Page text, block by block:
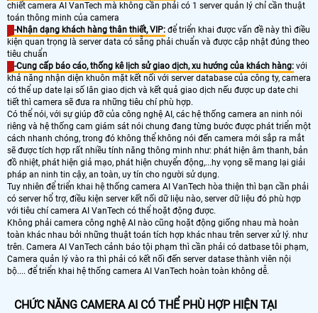
chiết camera AI VanTech mà không cần phải có 1 server quản lý chỉ cần thuật
toán thông minh của camera
-Nhận dạng khách hàng thân thiết, VIP: để triển khai được vấn đề này thì điều
kiện quan trọng là server data có sẵng phải chuẩn và được cập nhật đúng theo
tiêu chuẩn
-Cung cấp báo cáo, thống kê lịch sử giao dịch, xu hướng của khách hàng: với
khả năng nhận diện khuôn mặt kết nối với server database của công ty, camera
có thể up date lại số lân giao dịch và kết quả giao dịch nếu được up date chi
tiết thì camera sẽ đưa ra những tiêu chí phù hợp.
Có thể nói, với sự giúp đỡ của công nghệ AI, các hệ thống camera an ninh nói
riêng và hệ thống cam giám sát nói chung đang từng bước được phát triển một
cách nhanh chóng, trong đó không thể không nói đến camera mới sắp ra mắt
sẽ được tích hợp rất nhiều tính năng thông minh như: phát hiện âm thanh, bản
đồ nhiệt, phát hiện giả mạo, phát hiện chuyển động,...hy vọng sẽ mang lại giải
pháp an ninh tin cậy, an toàn, uy tín cho người sử dụng.
Tuy nhiên để triển khai hệ thống camera AI VanTech hòa thiện thì bạn cần phải
có server hổ trợ, điều kiện server kết nối dữ liệu nào, server dữ liệu đó phù hợp
với tiêu chí camera AI VanTech có thể hoặt động được.
Không phải camera công nghệ AI nào cũng hoặt động giống nhau mà hoàn
toàn khác nhau bởi những thuật toán tích hợp khác nhau trên server xử lý. như
trên. Camera AI VanTech cảnh báo tội phạm thì cần phải có datbase tôi phạm,
Camera quản lý vào ra thì phải có kết nối đến server datase thành viên nội
bộ.... để triển khai hệ thống camera AI VanTech hoàn toàn không dễ.
CHỨC NĂNG CAMERA AI CÓ THỂ PHÙ HỢP HIỆN TẠI